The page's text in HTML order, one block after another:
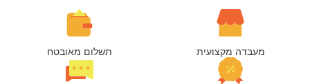
מעבדה מקצועית תשלום מאובטח